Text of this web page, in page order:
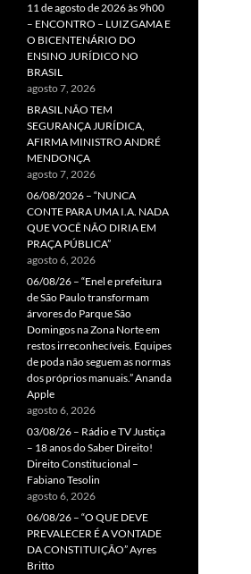
11 de agosto de 2026 às 9h00
– ENCONTRO – LUIZ GAMA E
O BICENTENÁRIO DO
ENSINO JURÍDICO NO
BRASIL
agosto 7, 2026
BRASIL NÃO TEM
SEGURANÇA JURÍDICA,
AFIRMA MINISTRO ANDRÉ
MENDONÇA
agosto 7, 2026
06/08/2026 – “NUNCA
CONTE PARA UMA I.A. NADA
QUE VOCÊ NÃO DIRIA EM
PRAÇA PÚBLICA”
agosto 6, 2026
06/08/26 – “Enel e prefeitura
de São Paulo transformam
árvores do Parque São
Domingos na Zona Norte em
restos irreconhecíveis. Equipes
de poda não seguem as normas
dos próprios manuais.” Ananda
Apple
agosto 6, 2026
03/08/26 – Rádio e TV Justiça
– 18 anos do Saber Direito!
Direito Constitucional –
Fabiano Tesolin
agosto 6, 2026
06/08/26 – “O QUE DEVE
PREVALECER É A VONTADE
DA CONSTITUIÇÃO” Ayres
Britto